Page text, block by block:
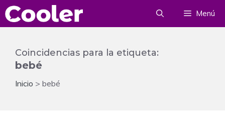
Saltar
al
Menú
Coincidencias para la etiqueta:
bebé
Inicio > bebé